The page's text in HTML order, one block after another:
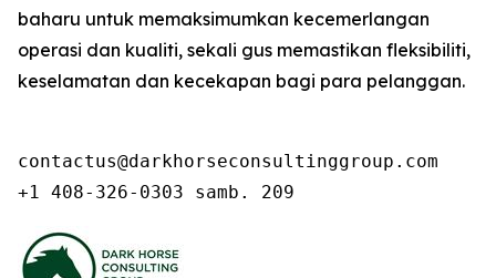
baharu untuk memaksimumkan kecemerlangan
operasi dan kualiti, sekali gus memastikan fleksibiliti,
keselamatan dan kecekapan bagi para pelanggan.
contactus@darkhorseconsultinggroup.com
+1 408-326-0303 samb. 209